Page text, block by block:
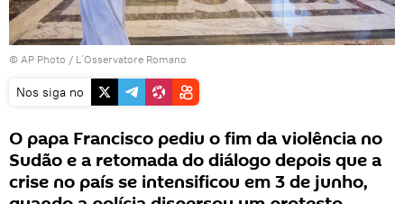
© AP Photo / L´Osservatore Romano
Nos siga no
O papa Francisco pediu o fim da violência no
Sudão e a retomada do diálogo depois que a
crise no país se intensificou em 3 de junho,